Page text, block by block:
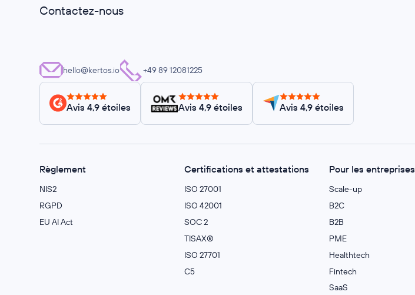
Contactez-nous
hello@kertos.io +49 89 12081225
Avis 4,9 étoiles Avis 4,9 étoiles Avis 4,9 étoiles
Règlement
NIS2
RGPD
EU AI Act
Certifications et attestations
ISO 27001
ISO 42001
SOC 2
TISAX®
ISO 27701
C5
Pour les entreprises
Scale-up
B2C
B2B
PME
Healthtech
Fintech
SaaS